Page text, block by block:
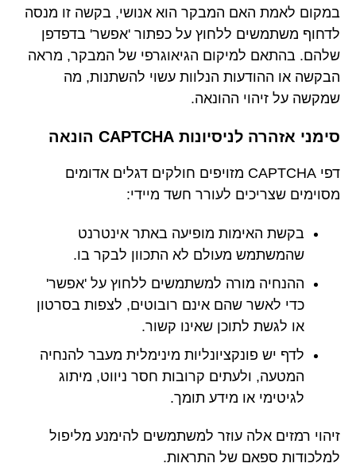
במקום לאמת האם המבקר הוא אנושי, בקשה זו מנסה
לדחוף משתמשים ללחוץ על כפתור 'אפשר' בדפדפן
שלהם. בהתאם למיקום הגיאוגרפי של המבקר, מראה
הבקשה או ההודעות הנלוות עשוי להשתנות, מה
שמקשה על זיהוי ההונאה.
סימני אזהרה לניסיונות CAPTCHA הונאה
דפי CAPTCHA מזויפים חולקים דגלים אדומים
מסוימים שצריכים לעורר חשד מיידי:
בקשת האימות מופיעה באתר אינטרנט
שהמשתמש מעולם לא התכוון לבקר בו.
ההנחיה מורה למשתמשים ללחוץ על 'אפשר'
כדי לאשר שהם אינם רובוטים, לצפות בסרטון
או לגשת לתוכן שאינו קשור.
לדף יש פונקציונליות מינימלית מעבר להנחיה
המטעה, ולעתים קרובות חסר ניווט, מיתוג
לגיטימי או מידע תומך.
זיהוי רמזים אלה עוזר למשתמשים להימנע מליפול
למלכודות ספאם של התראות.